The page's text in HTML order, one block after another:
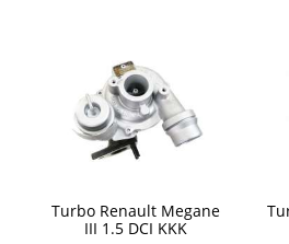
Turbo Renault Megane
III 1.5 DCI KKK